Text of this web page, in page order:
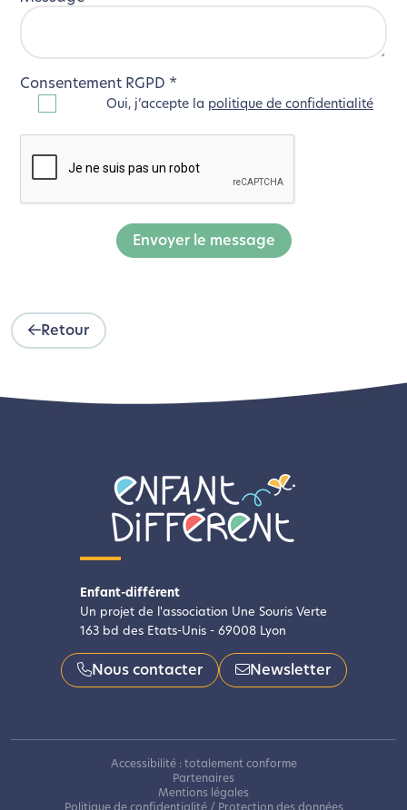
Consentement RGPD *
Oui, j’accepte la politique de confidentialité
Envoyer le message
Retour
Enfant-différent
Un projet de l'association Une Souris Verte
163 bd des Etats-Unis - 69008 Lyon
Nous contacter Newsletter
Accessibilité : totalement conforme
Partenaires
Mentions légales
Politique de confidentialité / Protection des données